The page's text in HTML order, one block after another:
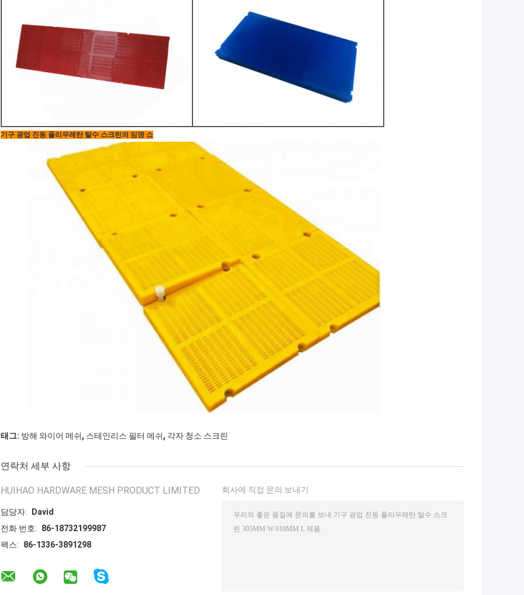
기구 광업 진동 폴리우레탄 탈수 스크린의 임명 쇼
태그: 방해 와이어 메쉬, 스테인리스 필터 메쉬, 각자 청소 스크린
연락처 세부 사항
HUIHAO HARDWARE MESH PRODUCT LIMITED
담당자:
David
전화 번호:
86-18732199987
팩스:
86-1336-3891298
회사에 직접 문의 보내기